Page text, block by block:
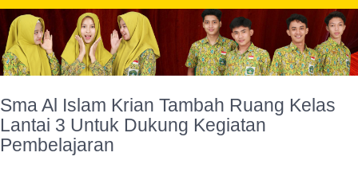
Sma Al Islam Krian Tambah Ruang Kelas
Lantai 3 Untuk Dukung Kegiatan
Pembelajaran